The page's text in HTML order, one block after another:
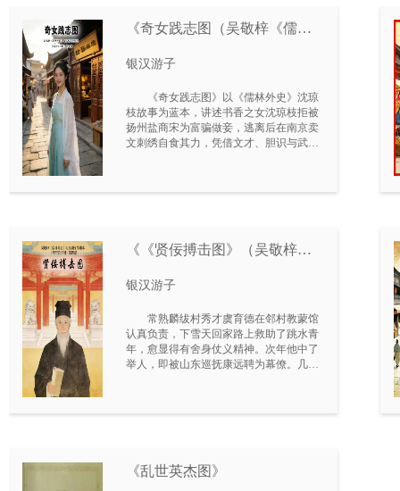
《奇女践志图（吴敬梓《儒林
长河图》第七部）》
银汉游子
《奇女践志图》以《儒林外史》沈琼
枝故事为蓝本，讲述书香之女沈琼枝拒被
扬州盐商宋为富骗做妾，逃离后在南京卖
文刺绣自食其力，凭借文才、胆识与武功
《《贤佞搏击图》（吴敬梓
《明清长河图》第四部）》
银汉游子
常熟麟绂村秀才虞育德在邻村教蒙馆
认真负责，下雪天回家路上救助了跳水青
年，愈显得有舍身仗义精神。次年他中了
举人，即被山东巡抚康远聘为幕僚。几年
主祭人。南京修儒庄尚志贤名四传、学问
《乱世英杰图》